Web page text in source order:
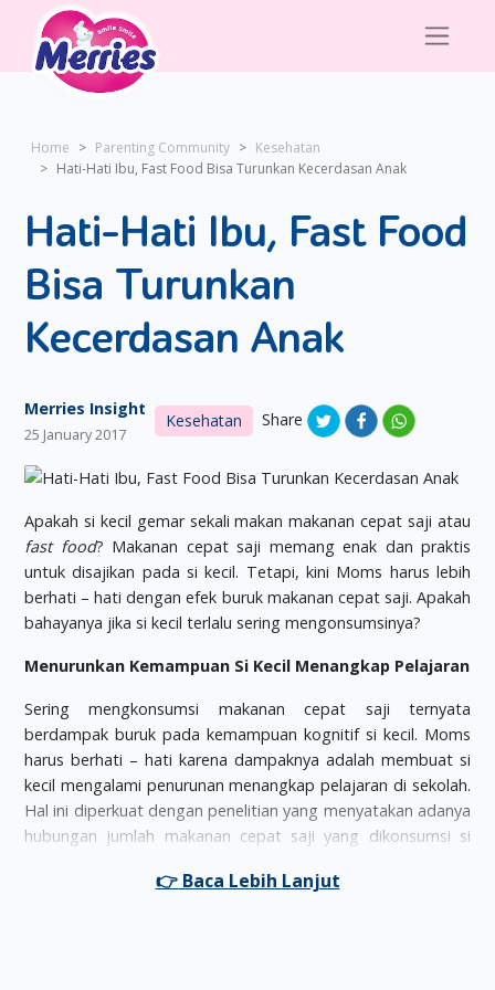
Home Parenting Community
Kesehatan
Hati-Hati Ibu, Fast Food Bisa Turunkan Kecerdasan Anak
Hati-Hati Ibu, Fast Food
Bisa Turunkan
Kecerdasan Anak
Merries Insight
25 January 2017
Kesehatan Share
Apakah si kecil gemar sekali makan makanan cepat saji atau
fast food? Makanan cepat saji memang enak dan praktis
untuk disajikan pada si kecil. Tetapi, kini Moms harus lebih
berhati – hati dengan efek buruk makanan cepat saji. Apakah
bahayanya jika si kecil terlalu sering mengonsumsinya?
Menurunkan Kemampuan Si Kecil Menangkap Pelajaran
Sering mengkonsumsi makanan cepat saji ternyata
berdampak buruk pada kemampuan kognitif si kecil. Moms
harus berhati – hati karena dampaknya adalah membuat si
kecil mengalami penurunan menangkap pelajaran di sekolah.
Hal ini diperkuat dengan penelitian yang menyatakan adanya
hubungan jumlah makanan cepat saji yang dikonsumsi si